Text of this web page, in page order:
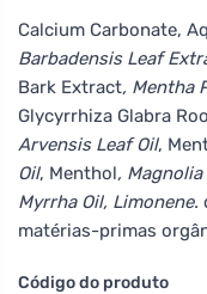
Calcium Carbonate,
Barbadensis Leaf
Bark Extract, Mentha
Glycyrrhiza Glabra
Arvensis Leaf Oil,
Oil, Menthol,
Myrrha Oil, Limonene.
matérias-primas
Código do produto